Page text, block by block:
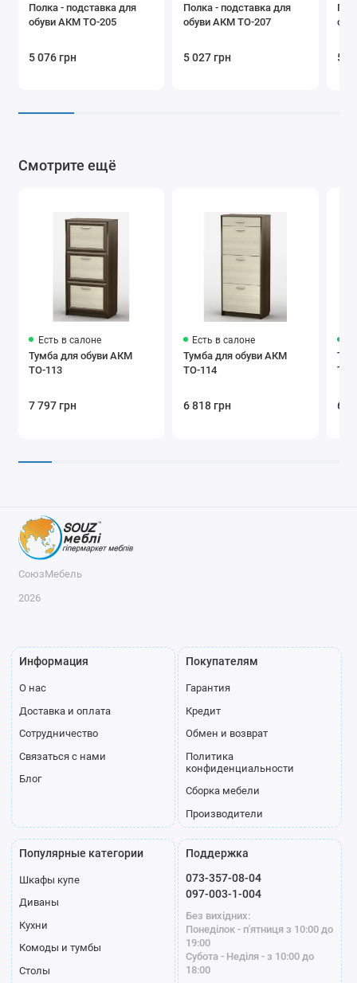
Полка - подставка для
обуви АКМ ТО-205
5 076 грн
Полка - подставка для
обуви АКМ ТО-207
5 027 грн 5
Смотрите ещё
Есть в салоне
Тумба для обуви АКМ
ТО-113
7 797 грн
Есть в салоне
Тумба для обуви АКМ
ТО-114
6 818 грн
ТО-
6
СоюзМебель
2026
Информация
О нас
Доставка и оплата
Сотрудничество
Связаться с нами
Блог
Покупателям
Гарантия
Кредит
Обмен и возврат
Политика
конфиденциальности
Сборка мебели
Производители
Популярные категории
Шкафы купе
Диваны
Кухни
Комоды и тумбы
Столы
Поддержка
073-357-08-04
097-003-1-004
Без вихідних:
Понеділок - п'ятниця з 10:00 до
19:00
Субота - Неділя - з 10:00 до
18:00